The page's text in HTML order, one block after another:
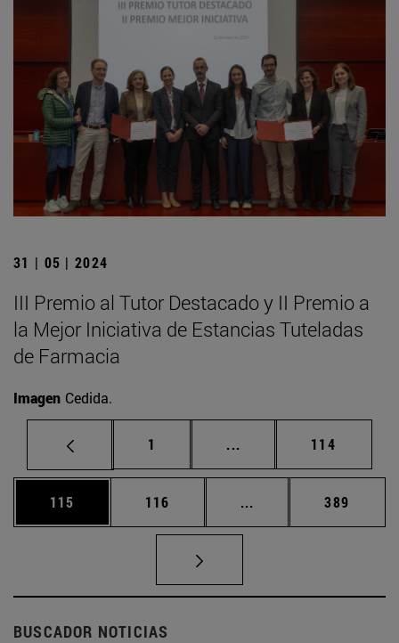
31 | 05 | 2024
III Premio al Tutor Destacado y II Premio a
la Mejor Iniciativa de Estancias Tuteladas
de Farmacia
Imagen Cedida.
Página
1 ... Páginas intermedias
Página
114
Página
115 Página
116 ... Páginas intermedias
Página
389
BUSCADOR NOTICIAS